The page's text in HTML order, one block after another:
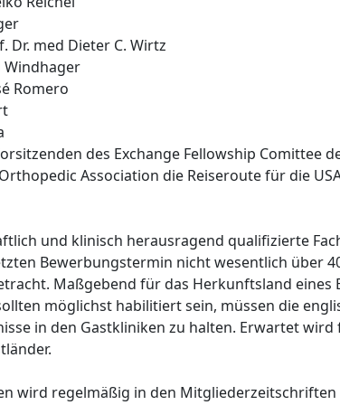
med Dieter C. Wirtz
Windhager
Romero
des Exchange Fellowship Comittee
Association die Reiseroute für die
und klinisch herausragend qualifizierte
Bewerbungstermin nicht wesentlich über
Maßgebend für das Herkunftsland
möglichst habilitiert sein, müssen die
in den Gastkliniken zu halten. Erwartet
wird regelmäßig in den